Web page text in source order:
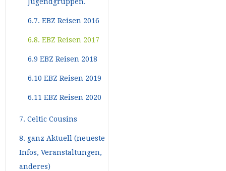
6.7. EBZ Reisen 2016
6.8. EBZ Reisen 2017
6.9 EBZ Reisen 2018
6.10 EBZ Reisen 2019
6.11 EBZ Reisen 2020
7. Celtic Cousins
8. ganz Aktuell (neueste
Infos, Veranstaltungen,
anderes)